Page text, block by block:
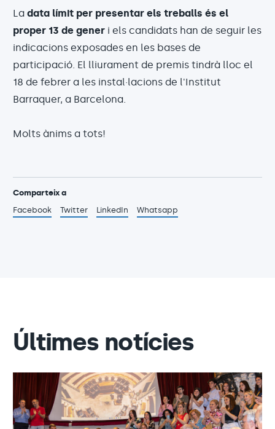
La data límit per presentar els treballs és el
proper 13 de gener i els candidats han de seguir les
indicacions exposades en les bases de
participació. El lliurament de premis tindrà lloc el
18 de febrer a les instal·lacions de l'Institut
Barraquer, a Barcelona.
Molts ànims a tots!
Comparteix a
Facebook
Twitter LinkedIn Whatsapp
Últimes notícies